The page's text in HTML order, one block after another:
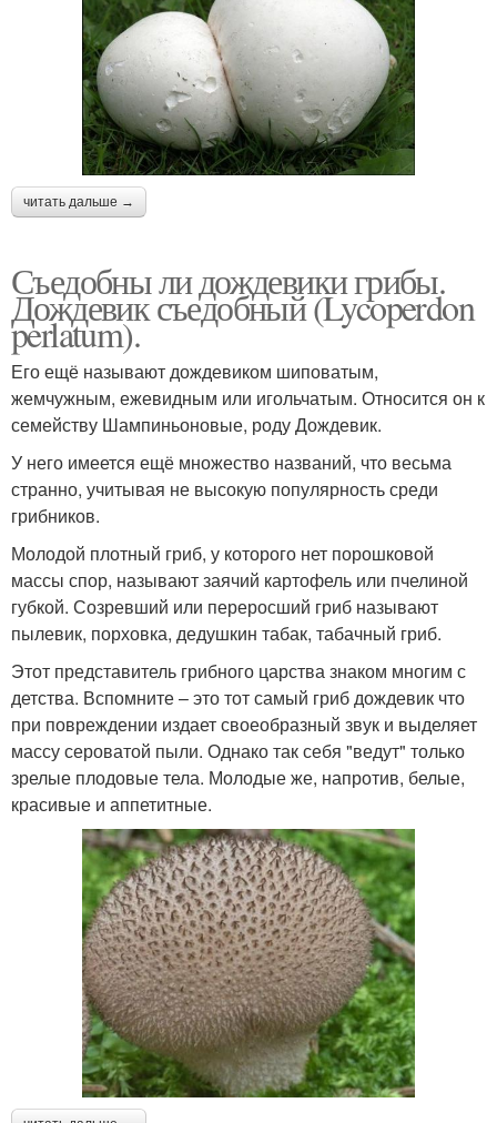
читать дальше →
Съедобны ли дождевики грибы.
Дождевик съедобный (Lycoperdon
perlatum).
Его ещё называют дождевиком шиповатым,
жемчужным, ежевидным или игольчатым. Относится он к
семейству Шампиньоновые, роду Дождевик.
У него имеется ещё множество названий, что весьма
странно, учитывая не высокую популярность среди
грибников.
Молодой плотный гриб, у которого нет порошковой
массы спор, называют заячий картофель или пчелиной
губкой. Созревший или переросший гриб называют
пылевик, порховка, дедушкин табак, табачный гриб.
Этот представитель грибного царства знаком многим с
детства. Вспомните – это тот самый гриб дождевик что
при повреждении издает своеобразный звук и выделяет
массу сероватой пыли. Однако так себя "ведут" только
зрелые плодовые тела. Молодые же, напротив, белые,
красивые и аппетитные.